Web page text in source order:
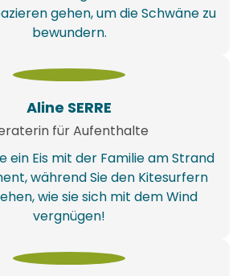
gehen, um die Schwäne zu
bewundern.
Aline SERRE
für Aufenthalte
ein Eis mit der Familie am Strand
während Sie den Kitesurfern
wie sie sich mit dem Wind
vergnügen!